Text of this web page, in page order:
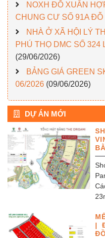
NOXH ĐỖ XUÂN
CHUNG CƯ SỐ 91A
NHÀ Ở XÃ HỘI LÝ
PHÚ THỌ DMC SỐ 324
(29/06/2026)
BẢNG GIÁ GREEN
06/2026 (09/06/2026)
DỰ ÁN MỚI
|